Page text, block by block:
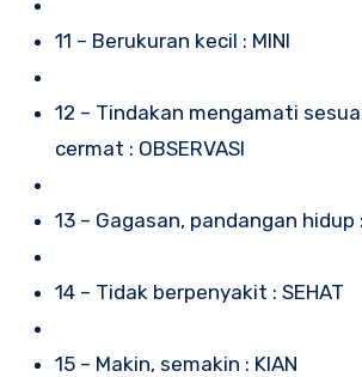
11 – Berukuran kecil : MINI
12 – Tindakan mengamati
cermat : OBSERVASI
13 – Gagasan, pandangan hidup :
14 – Tidak berpenyakit : SEHAT
15 – Makin, semakin : KIAN